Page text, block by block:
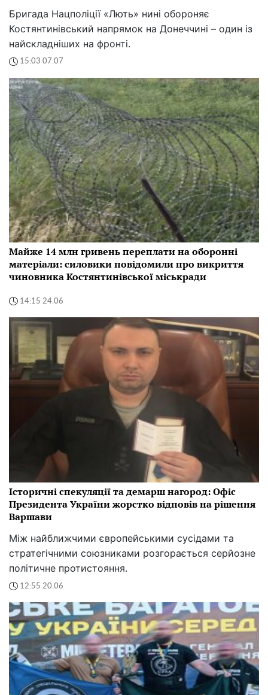
Бригада Нацполіції «Лють» нині обороняє
Костянтинівський напрямок на Донеччині – один із
найскладніших на фронті.
15:03 07.07
Майже 14 млн гривень переплати на оборонні
матеріали: силовики повідомили про викриття
чиновника Костянтинівської міськради
14:15 24.06
Історичні спекуляції та демарш нагород: Офіс
Президента України жорстко відповів на рішення
Варшави
Між найближчими європейськими сусідами та
стратегічними союзниками розгорається серйозне
політичне протистояння.
12:55 20.06